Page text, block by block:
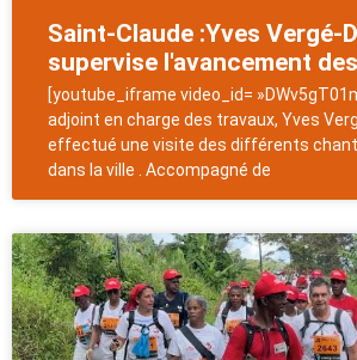
Saint-Claude :Yves Vergé-
supervise l'avancement
[youtube_iframe video_id=
adjoint en charge des travaux, Yves
effectué une visite des différents
dans la ville . Accompagné de